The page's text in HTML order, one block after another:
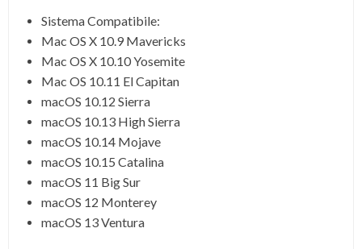
Sistema Compatibile:
Mac OS X 10.9 Mavericks
Mac OS X 10.10 Yosemite
Mac OS 10.11 El Capitan
macOS 10.12 Sierra
macOS 10.13 High Sierra
macOS 10.14 Mojave
macOS 10.15 Catalina
macOS 11 Big Sur
macOS 12 Monterey
macOS 13 Ventura